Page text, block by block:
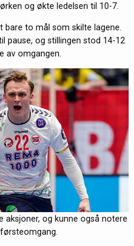
og økte ledelsen til 10-7.
bare to mål som skilte lagene.
pause, og stillingen stod 14-12
av omgangen.
aksjoner, og kunne også notere